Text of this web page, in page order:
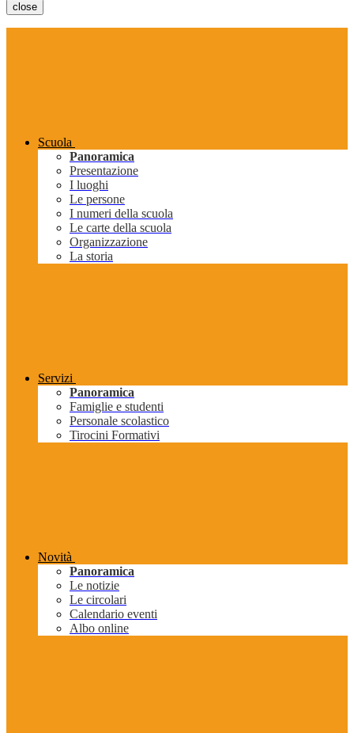
close
Scuola
Panoramica
Presentazione
I luoghi
Le persone
I numeri della scuola
Le carte della scuola
Organizzazione
La storia
Servizi
Panoramica
Famiglie e studenti
Personale scolastico
Tirocini Formativi
Novità
Panoramica
Le notizie
Le circolari
Calendario eventi
Albo online